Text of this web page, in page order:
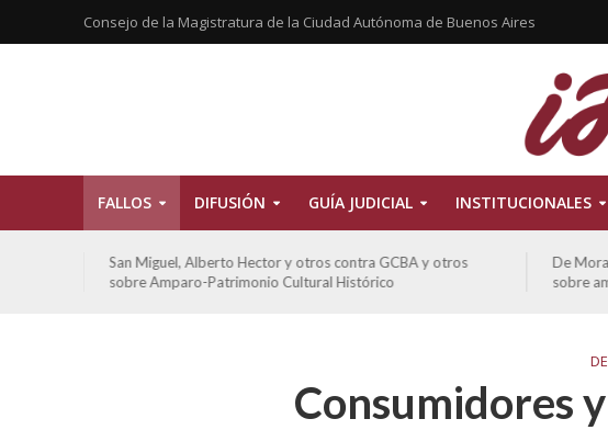
Consejo de la Magistratura de la Ciudad Autónoma de Buenos Aires
FALLOS DIFUSIÓN GUÍA JUDICIAL INSTITUCIONALES
San Miguel, Alberto Hector y otros contra GCBA y otros
sobre Amparo-Patrimonio Cultural Histórico
De
sobre
Consumidores